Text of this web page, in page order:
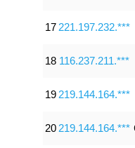
17 221.197.232.***
18 116.237.211.***
19 219.144.164.***
20 219.144.164.***